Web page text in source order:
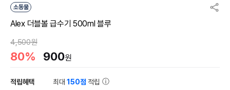
소동물
Alex 더블볼 급수기 500ml 블루
4,500원
80% 900원
적립혜택 최대150점 적립